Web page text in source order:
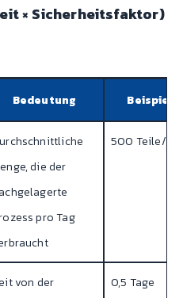
× Sicherheitsfaktor)
Bedeutung
die der
pro Tag
500 Teile/
von der
0,5 Tage